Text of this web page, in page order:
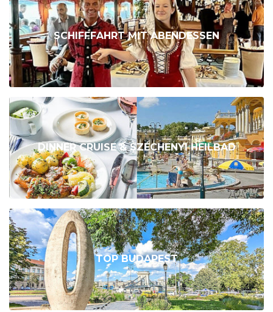
SCHIFFFAHRT MIT ABENDESSEN
DINNER CRUISE & SZÉCHENYI HEILBAD
TOP BUDAPEST